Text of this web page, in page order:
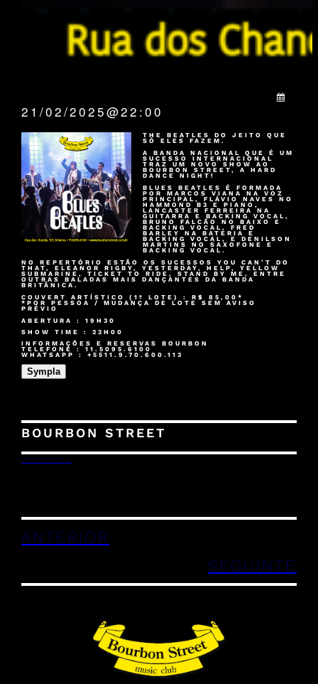
21/02/2025@22:00
THE BEATLES DO JEITO QUE
SÓ ELES FAZEM.
A BANDA NACIONAL QUE É UM
SUCESSO INTERNACIONAL
TRAZ UM NOVO SHOW AO
BOURBON STREET, A HARD
DANCE NIGHT!
BLUES BEATLES É FORMADA
POR MARCOS VIANA NA VOZ
PRINCIPAL, FLÁVIO NAVES NO
HAMMOND B3 E PIANO,
LANCASTER FERREIRA NA
GUITARRA E BACKING VOCAL,
BRUNO FALCÃO NO BAIXO E
BACKING VOCAL, FRED
BARLEY NA BATERIA E
BACKING VOCAL, E DENILSON
MARTINS NO SAXOFONE E
BACKING VOCAL.
NO REPERTÓRIO ESTÃO OS SUCESSOS YOU CAN’T DO
THAT, ELEANOR RIGBY, YESTERDAY, HELP, YELLOW
SUBMARINE, TICKET TO RIDE, STAND BY ME, ENTRE
OUTRAS BALADAS MAIS DANÇANTES DA BANDA
BRITÂNICA.
COUVERT ARTÍSTICO (1º LOTE) : R$ 85,00*
*POR PESSOA / MUDANÇA DE LOTE SEM AVISO
PRÉVIO
ABERTURA : 19H30
SHOW TIME : 22H00
INFORMAÇÕES E RESERVAS BOURBON
TELEFONE : 11.5095.6100
WHATSAPP : +5511.9.70.600.113
Sympla
BOURBON STREET
17/01/2025
ANTERIOR
SEGUINTE